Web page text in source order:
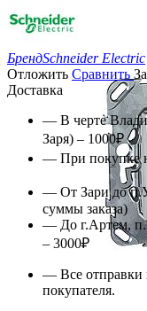
БрендSchneider Electric
Отложить Сравнить
Доставка
— В черте
Заря) – 1000₽
— При покупке
— От Зари до
суммы заказа)
— До г.Артем,
– 3000₽
— Все отправки
покупателя.